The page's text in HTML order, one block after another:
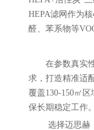
HEPA滤网作为
醛、苯系物等
在参数真实
求，打造精准适
覆盖130-150㎡
保长期稳定工作
选择迈思赫